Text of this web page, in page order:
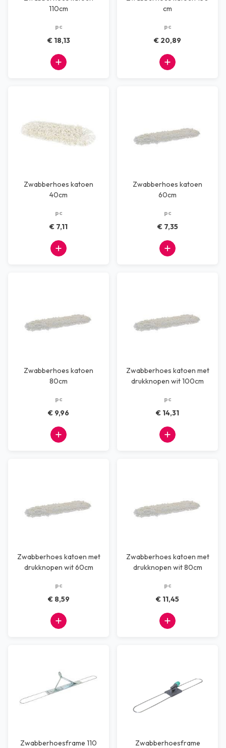
110cm
pc
€ 18,13
cm
pc
€ 20,89
Zwabberhoes katoen
40cm
pc
€ 7,11
Zwabberhoes katoen
60cm
pc
€ 7,35
Zwabberhoes katoen
80cm
pc
€ 9,96
Zwabberhoes katoen met
drukknopen wit 100cm
pc
€ 14,31
Zwabberhoes katoen met
drukknopen wit 60cm
pc
€ 8,59
Zwabberhoes katoen met
drukknopen wit 80cm
pc
€ 11,45
Zwabberhoesframe 110
Zwabberhoesframe